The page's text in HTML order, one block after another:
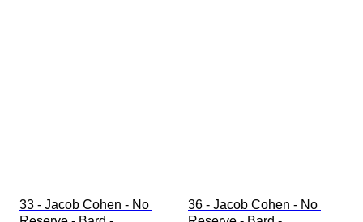
33 - Jacob Cohen - No
36 - Jacob Cohen - No